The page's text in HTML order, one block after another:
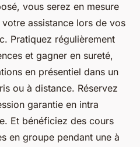
vous serez en mesure
assistance lors de vos
Pratiquez régulièrement
et gagner en sureté,
en présentiel dans un
ou à distance. Réservez
garantie en intra
Et bénéficiez des cours
en groupe pendant une à